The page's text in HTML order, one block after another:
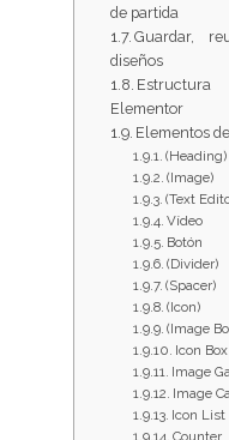
de partida
Guardar,
diseños
Elementor
Elementos
(Heading)
(Image)
(Text
Vídeo
Botón
(Divider)
(Spacer)
(Icon)
(Image
Icon Box
Image
Image
Icon List